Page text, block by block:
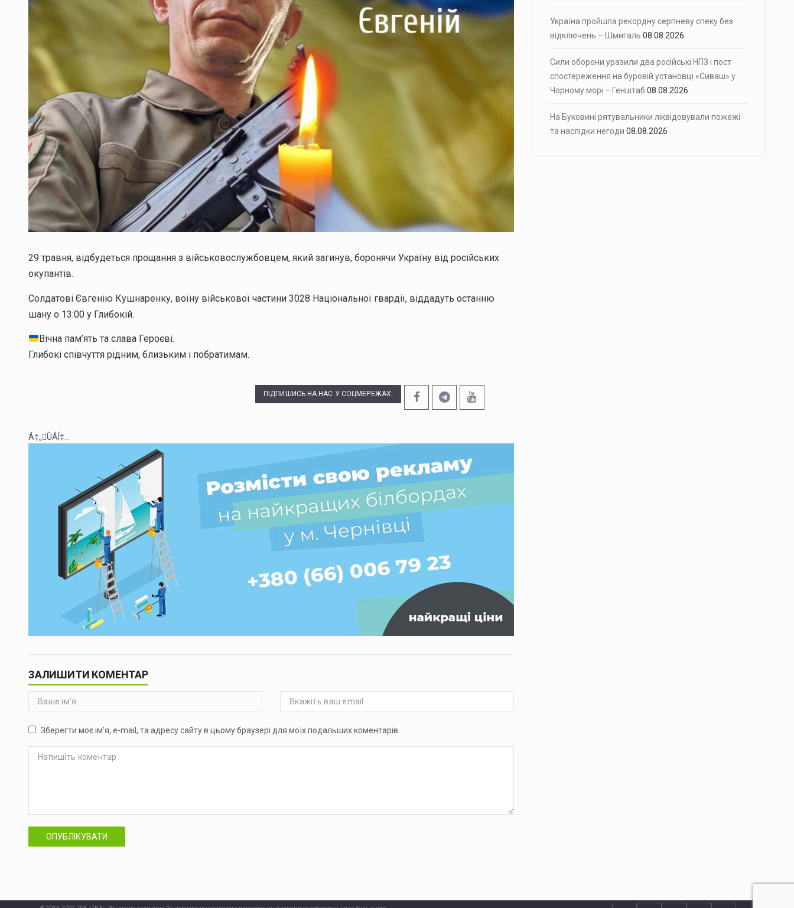
29 травня, відбудеться прощання з військовослужбовцем, який загинув, боронячи Україну від російських
окупантів.
Солдатові Євгенію Кушнаренку, воїну військової частини 3028 Національної гвардії, віддадуть останню
шану о 13:00 у Глибокій.
Вічна пам’ять та слава Героєві.
Глибокі співчуття рідним, близьким і побратимам.
ПІДПИШИСЬ НА НАС У СОЦМЕРЕЖАХ:
Á‡„ÛÁÍ‡...
ЗАЛИШИТИ КОМЕНТАР
Зберегти моє ім'я, e-mail, та адресу сайту в цьому браузері для моїх подальших коментарів.
ОПУБЛІКУВАТИ
Україна пройшла рекордну серпневу спеку без
відключень – Шмигаль 08.08.2026
Сили оборони уразили два російські НПЗ і пост
спостереження на буровій установці «Сиваш» у
Чорному морі – Генштаб 08.08.2026
На Буковині рятувальники ліквідовували пожежі
та наслідки негоди 08.08.2026